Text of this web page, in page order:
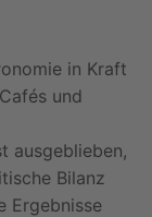
in Kraft
und
ausgeblieben,
Bilanz
Ergebnisse